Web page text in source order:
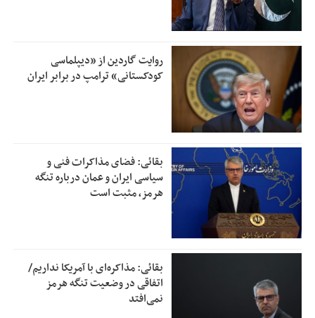
روایت گاردین از «دیپلماسی
کودکستانی» ترامپ در برابر ایران
بقائی: فضای مذاکرات فنی و
سیاسی ایران و عمان درباره تنگه
هرمز، مثبت است
بقائی: مذاکره‌ای با آمریکا نداریم/
اتفاقی در وضعیت تنگه هرمز
نمی‌افتد